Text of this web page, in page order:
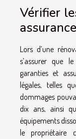
Vérifier
Lors d’une
s’assurer que
garanties et
légales, telles
dommages
dix ans, ainsi
équipements
le propriétaire